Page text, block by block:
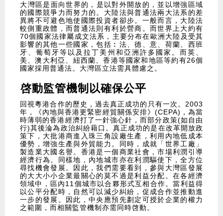
​大灣區是面向世界的，是以對外開放的，並以增強區域
的國際競爭力而努力的。大陸法與普通法兩大法系的差
異將不可避色地使國際投資者卻步。一般而言，大陸法
較側重政體，而普通法則有利於營商。而世界上大約有
70個國家法律屬成文法系，主要分布在歐洲大陸及受其
影響的其他一些國家，包括︰法、德、意、荷蘭、西班
牙、葡萄牙等以及拉丁美州和亞洲許多國家。而英、
美、澳大利亞、紐西蘭、香港等國家和地區等約有26個
國家採用普通法。大灣區立法需具體慮之。
啓動監管機制以確保公平
​回視粵港合作的歷史，過去真正成功的只有一次。2003
年，《內地與香港更緊密經貿關係安排》(CEPA)，為當
時薄弱的香港經濟打了一針強心針，而部分政策(如自由
行)其後淪為政治糾紛藉口。真正成功的是在改革開放政
策下，大批港商進入珠三角設廠生產，利用內地低成本
優勢，增強生產與外貿能力。同時，成就「世界工廠」
製造業大國名譽。香港是一個商業社會，市場利潤引導
經濟行為。同樣地，內地城市亦在利潤驅使下，全方位
尋找機會發展。因此，我們需要看到，參與大灣區發展
的大大小小企業最關心的莫不過是利益分配。在各經濟
領域中，區內11個城市以合夥形式互相合作。當利益得
以公平分配時，自然可以減少糾紛，促成合作並推動進
一步的發展。因此，中央應預先劃定可授於企業的權力
之範圍，而相關監管機制亦需同時啓動。